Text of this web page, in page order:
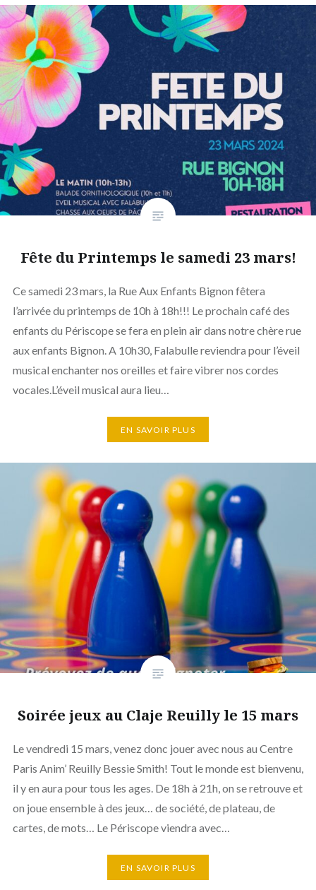
Fête du Printemps le samedi 23 mars!
Ce samedi 23 mars, la Rue Aux Enfants Bignon fêtera
l’arrivée du printemps de 10h à 18h!!! Le prochain café des
enfants du Périscope se fera en plein air dans notre chère rue
aux enfants Bignon. A 10h30, Falabulle reviendra pour l’éveil
musical enchanter nos oreilles et faire vibrer nos cordes
vocales.L’éveil musical aura lieu…
EN SAVOIR PLUS
Soirée jeux au Claje Reuilly le 15 mars
Le vendredi 15 mars, venez donc jouer avec nous au Centre
Paris Anim’ Reuilly Bessie Smith! Tout le monde est bienvenu,
il y en aura pour tous les ages. De 18h à 21h, on se retrouve et
on joue ensemble à des jeux… de société, de plateau, de
cartes, de mots… Le Périscope viendra avec…
EN SAVOIR PLUS